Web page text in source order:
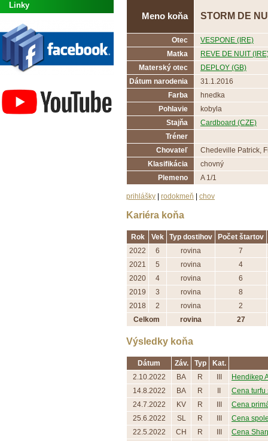
Meno koňa STORM DE
Otec
VESPONE (IRE)
Matka
REVE DE NUIT
Materský otec
DEPLOY (GB)
Dátum narodenia
31.1.2016
Farba
hnedka
Pohlavie
kobyla
Stajňa
Cardboard (CZE)
Tréner
Chovateľ
Chedeville Patrick,
Klasifikácia
chovný
Plemeno
A 1/1
prihlášky rodokmeň chov
Kariéra koňa
Rok Vek Typ dostihov
Počet štartov
2022
6 rovina
7
2021
5 rovina
4
2020
4 rovina
6
2019
3 rovina
8
2018
2 rovina
2
Celkom
rovina 27
Výsledky koňa
Dátum Záv. Typ
Kat.
2.10.2022
BA R
Hendikep
14.8.2022
BA R
Cena turfu
24.7.2022
KV R
Cena
25.6.2022
SL R
Cena
22.5.2022
CH R
Cena
Linky